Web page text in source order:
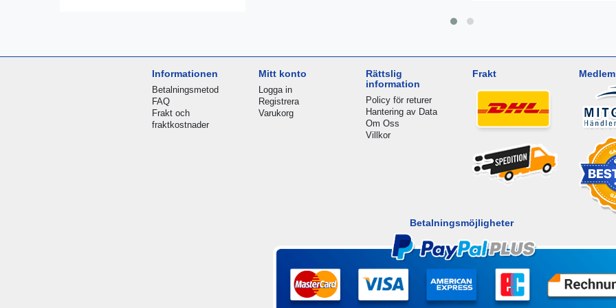
Informationen
Betalningsmetod
FAQ
Frakt och
fraktkostnader
Mitt konto
Logga in
Registrera
Varukorg
Rättslig
information
Policy för returer
Hantering av Data
Om Oss
Villkor
Frakt
Betalningsmöjligheter